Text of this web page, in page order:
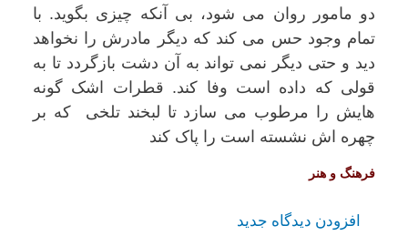
دو مامور روان می شود، بی آنکه چیزی بگوید. با
تمام وجود حس می کند که دیگر مادرش را نخواهد
دید و حتی دیگر نمی تواند به آن دشت بازگردد تا به
قولی که داده است وفا کند. قطرات اشک گونه
هایش را مرطوب می سازد تا لبخند تلخی که بر
چهره اش نشسته است را پاک کند
فرهنگ و هنر
افزودن دیدگاه جدید